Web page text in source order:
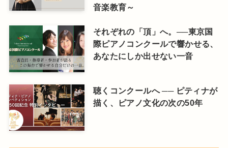
音楽教育～
それぞれの「頂」へ。──東京国
際ピアノコンクールで響かせる、
あなたにしか出せない一音
聴くコンクールへ ── ピティナが
描く、ピアノ文化の次の50年